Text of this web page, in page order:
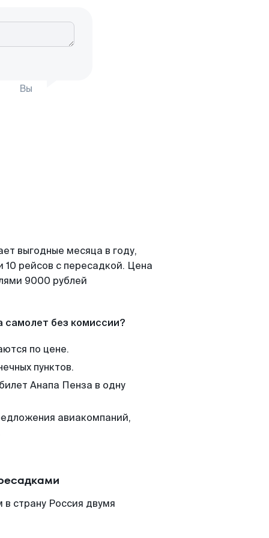
Вы
выгодные месяца в году,
рейсов с пересадкой. Цена
9000 рублей
самолет без комиссии?
по цене.
пунктов.
Анапа Пенза в одну
авиакомпаний,
страну Россия двумя